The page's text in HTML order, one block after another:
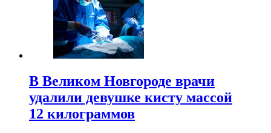
В Великом Новгороде врачи
удалили девушке кисту массой
12 килограммов